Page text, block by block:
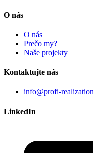
O nás
O nás
Prečo my?
Naše projekty
Kontaktujte nás
info@profi-
LinkedIn